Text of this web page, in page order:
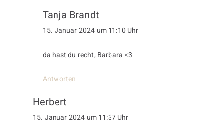
Tanja Brandt
15. Januar 2024 um 11:10 Uhr
da hast du recht, Barbara <3
Antworten
Herbert
15. Januar 2024 um 11:37 Uhr